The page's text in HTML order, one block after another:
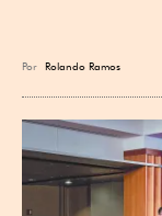
Por Rolando Ramos